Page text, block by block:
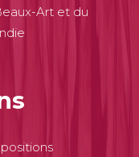
Art et du